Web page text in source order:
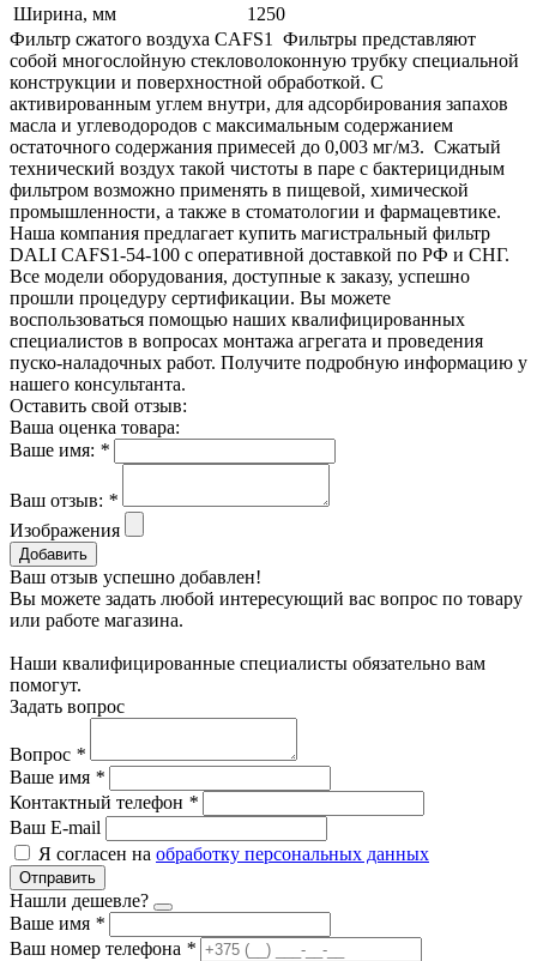
Ширина, мм
1250
Фильтр сжатого воздуха CAFS1 Фильтры представляют
собой многослойную стекловолоконную трубку специальной
конструкции и поверхностной обработкой. С
активированным углем внутри, для адсорбирования запахов
масла и углеводородов с максимальным содержанием
остаточного содержания примесей до 0,003 мг/м3. Сжатый
технический воздух такой чистоты в паре с бактерицидным
фильтром возможно применять в пищевой, химической
промышленности, а также в стоматологии и фармацевтике.
Наша компания предлагает купить магистральный фильтр
DALI CAFS1-54-100 с оперативной доставкой по РФ и СНГ.
Все модели оборудования, доступные к заказу, успешно
прошли процедуру сертификации. Вы можете
воспользоваться помощью наших квалифицированных
специалистов в вопросах монтажа агрегата и проведения
пуско-наладочных работ. Получите подробную информацию у
нашего консультанта.
Оставить свой отзыв:
Ваша оценка товара:
Ваше имя: *
Ваш отзыв: *
Изображения
Добавить
Ваш отзыв успешно добавлен!
Вы можете задать любой интересующий вас вопрос по товару
или работе магазина.
Наши квалифицированные специалисты обязательно вам
помогут.
Задать вопрос
Вопрос *
Ваше имя *
Контактный телефон *
Ваш E-mail
Я согласен на обработку персональных данных
Отправить
Нашли дешевле?
Ваше имя *
Ваш номер телефона *